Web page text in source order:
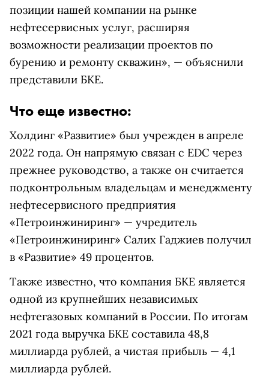
позиции нашей компании на рынке
нефтесервисных услуг, расширяя
возможности реализации проектов по
бурению и ремонту скважин», — объяснили
представили БКЕ.
Что еще известно:
Холдинг «Развитие» был учрежден в апреле
2022 года. Он напрямую связан с EDC через
прежнее руководство, а также он считается
подконтрольным владельцам и менеджменту
нефтесервисного предприятия
«Петроинжиниринг» — учредитель
«Петроинжиниринг» Салих Гаджиев получил
в «Развитие» 49 процентов.
Также известно, что компания БКЕ является
одной из крупнейших независимых
нефтегазовых компаний в России. По итогам
2021 года выручка БКЕ составила 48,8
миллиарда рублей, а чистая прибыль — 4,1
миллиарда рублей.